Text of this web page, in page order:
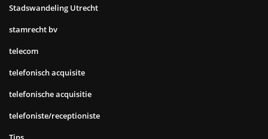
Stadswandeling Utrecht
stamrecht bv
telecom
telefonisch acquisite
telefonische acquisitie
telefoniste/receptioniste